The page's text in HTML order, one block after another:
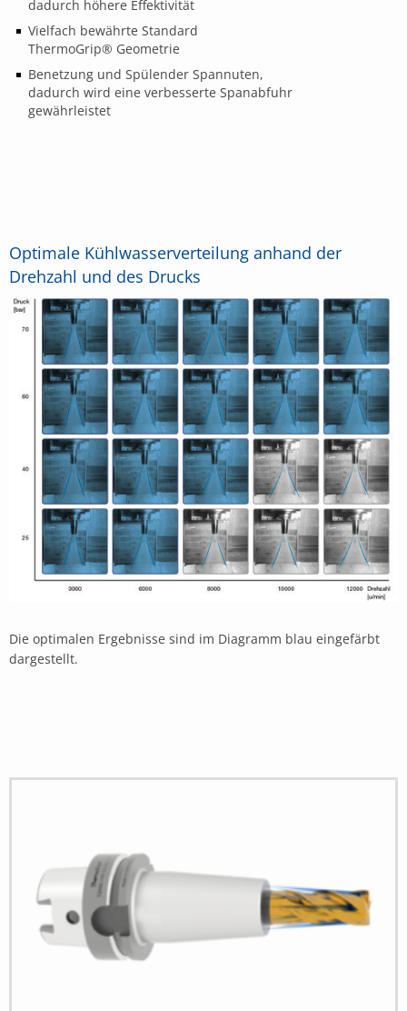
dadurch höhere Effektivität
Vielfach bewährte Standard
ThermoGrip® Geometrie
Benetzung und Spülender Spannuten,
dadurch wird eine verbesserte Spanabfuhr
gewährleistet
Optimale Kühlwasserverteilung anhand der
Drehzahl und des Drucks
Die optimalen Ergebnisse sind im Diagramm blau eingefärbt
dargestellt.